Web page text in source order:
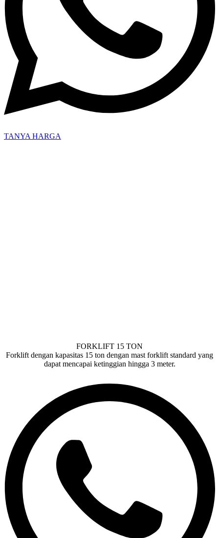
TANYA HARGA
FORKLIFT 15 TON
Forklift dengan kapasitas 15 ton dengan mast forklift standard yang
dapat mencapai ketinggian hingga 3 meter.